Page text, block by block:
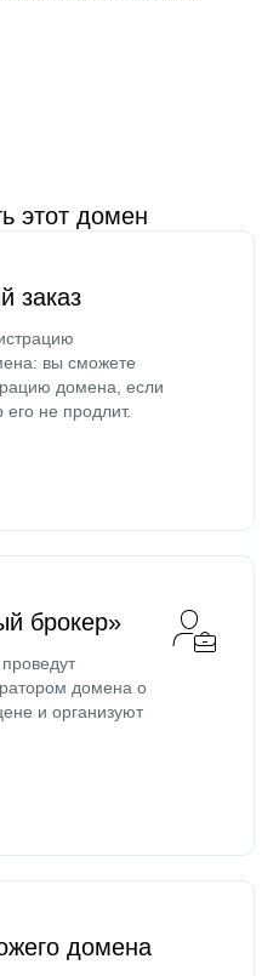
этот домен
заказ
вы сможете
домена, если
не продлит.
брокер»
домена о
и организуют
домена